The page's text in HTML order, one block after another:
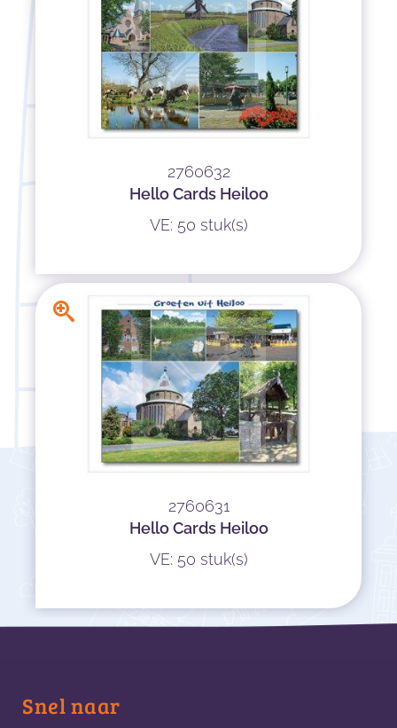
2760632
Hello Cards Heiloo
VE: 50 stuk(s)
2760631
Hello Cards Heiloo
VE: 50 stuk(s)
Snel naar